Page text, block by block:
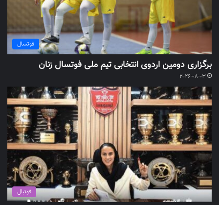
فوتسال
برگزاری دومین اردوی انتخابی تیم ملی فوتسال زنان
2026-08-03
فوتبال